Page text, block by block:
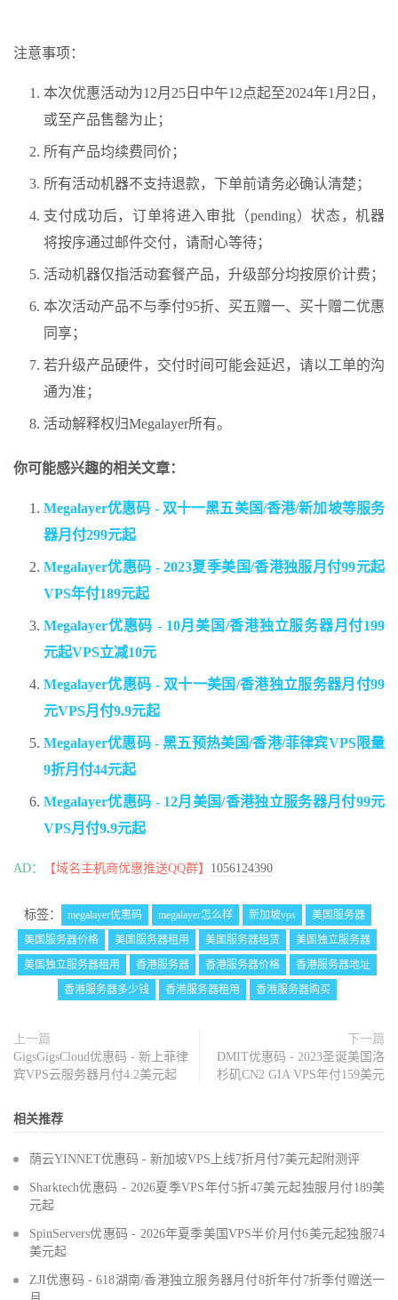
注意事项：
本次优惠活动为12月25日中午12点起至2024年1月2日，
或至产品售罄为止；
所有产品均续费同价；
所有活动机器不支持退款，下单前请务必确认清楚；
支付成功后，订单将进入审批（pending）状态，机器
将按序通过邮件交付，请耐心等待；
活动机器仅指活动套餐产品，升级部分均按原价计费；
本次活动产品不与季付95折、买五赠一、买十赠二优惠
同享；
若升级产品硬件，交付时间可能会延迟，请以工单的沟
通为准；
活动解释权归Megalayer所有。
你可能感兴趣的相关文章：
Megalayer优惠码 - 双十一黑五美国/香港/新加坡等服务
器月付299元起
Megalayer优惠码 - 2023夏季美国/香港独服月付99元起
VPS年付189元起
Megalayer优惠码 - 10月美国/香港独立服务器月付199
元起VPS立减10元
Megalayer优惠码 - 双十一美国/香港独立服务器月付99
元VPS月付9.9元起
Megalayer优惠码 - 黑五预热美国/香港/菲律宾VPS限量
9折月付44元起
Megalayer优惠码 - 12月美国/香港独立服务器月付99元
VPS月付9.9元起
AD： 【域名主机商优惠推送QQ群】 1056124390
标签： megalayer优惠码 megalayer怎么样 新加坡vps
美国服务器
美国服务器价格
美国服务器租用 美国服务器租赁
美国独立服务器
美国独立服务器租用
香港服务器 香港服务器价格
香港服务器地址
香港服务器多少钱
香港服务器租用 香港服务器购买
上一篇
GigsGigsCloud优惠码 - 新上菲律
宾VPS云服务器月付4.2美元起
下一篇
DMIT优惠码 - 2023圣诞美国洛
杉矶CN2 GIA VPS年付159美元
相关推荐
荫云YINNET优惠码 - 新加坡VPS上线7折月付7美元起附测评
Sharktech优惠码 - 2026夏季VPS年付5折47美元起独服月付189美
元起
SpinServers优惠码 - 2026年夏季美国VPS半价月付6美元起独服74
美元起
ZJI优惠码 - 618湖南/香港独立服务器月付8折年付7折季付赠送一